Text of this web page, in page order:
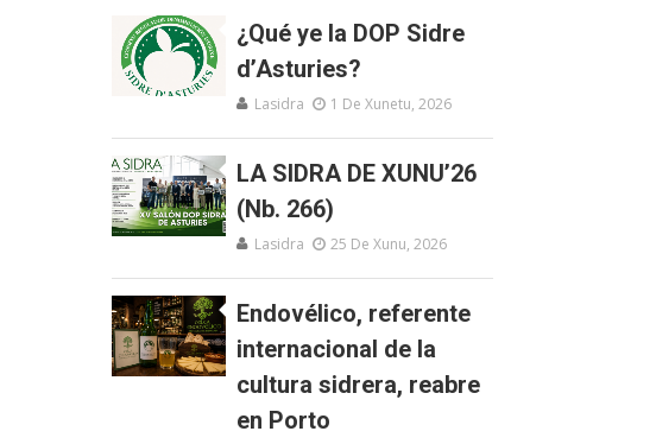
¿Qué ye la DOP Sidre
d’Asturies?
Lasidra 1 De Xunetu, 2026
LA SIDRA DE XUNU’26
(Nb. 266)
Lasidra 25 De Xunu, 2026
Endovélico, referente
internacional de la
cultura sidrera, reabre
en Porto